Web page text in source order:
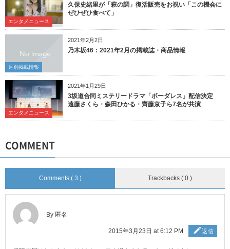
エンタメニュース
久保史緒里が「萩の調」復活販売をお祝い「この機会に
ぜひぜひ食べて」
2021年2月2日
月別掲載情報
乃木坂46：2021年2月の掲載誌・商品情報
2021年1月29日
エンタメニュース
3坂道合同ミステリードラマ「ボーダレス」配信決定
遠藤さくら・森田ひかる・齊藤京子ら7名が共演
COMMENT
Comments ( 3 ) Trackbacks ( 0 )
By 匿名
2015年3月23日 at 6:12 PM 返信